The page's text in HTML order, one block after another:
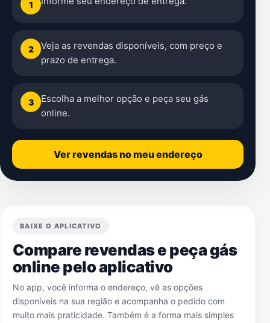
1
2
Veja as revendas disponíveis, com preço e
prazo de entrega.
3
Escolha a melhor opção e peça seu gás
online.
Ver revendas no meu endereço
BAIXE O APLICATIVO
Compare revendas e peça gás
online pelo aplicativo
No app, você informa o endereço, vê as opções
disponíveis na sua região e acompanha o pedido com
muito mais praticidade. Também é a forma mais simples